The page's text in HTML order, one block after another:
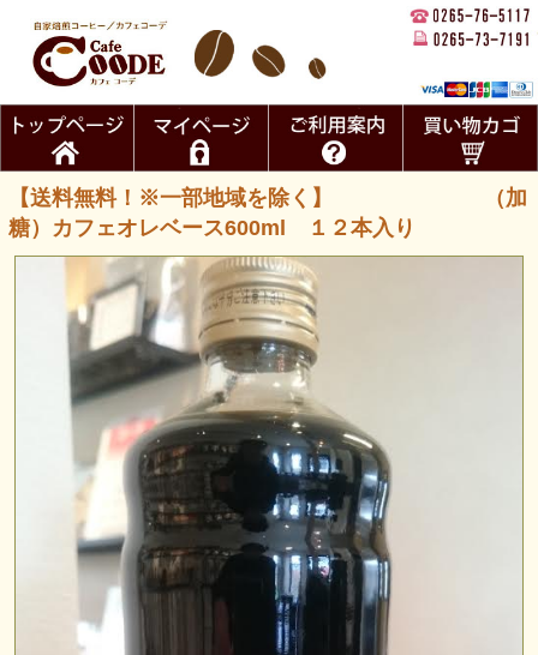
【送料無料！※一部地域を除く】 （加
糖）カフェオレベース600ml １２本入り